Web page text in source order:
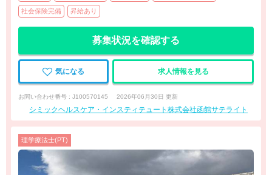
社会保険完備 昇給あり
募集状況を確認する
気になる 求人情報を見る
お問い合わせ番号 : J100570145 2026年06月30日 更新
シミックヘルスケア・インスティテュート株式会社函館サテライト
理学療法士(PT)